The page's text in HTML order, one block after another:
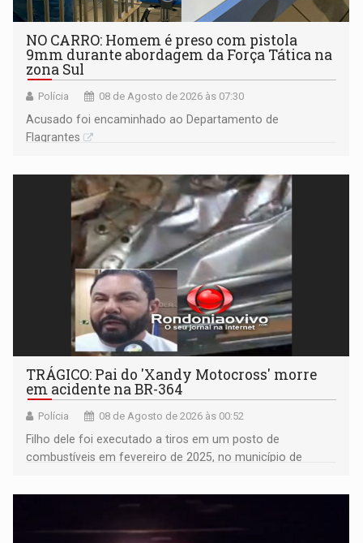
NO CARRO: Homem é preso com pistola
9mm durante abordagem da Força Tática na
zona Sul
Polícia 08 de Agosto de 2026 às 07:30
Acusado foi encaminhado ao Departamento de
Flagrantes
TRÁGICO: Pai do 'Xandy Motocross' morre
em acidente na BR-364
Polícia 08 de Agosto de 2026 às 00:52
Filho dele foi executado a tiros em um posto de
combustíveis em fevereiro de 2025, no município de